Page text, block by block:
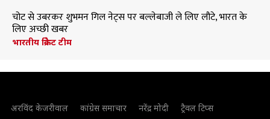
चोट से उबरकर शुभमन गिल नेट्स पर बल्लेबाजी ले लिए लौटे, भारत के
लिए अच्छी खबर
भारतीय क्रिकेट टीम
अरविंद केजरीवाल कांग्रेस समाचार नरेंद्र मोदी
ट्रैवल टिप्स